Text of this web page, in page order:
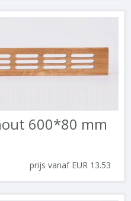
600*80 mm
prijs vanaf EUR 13.53